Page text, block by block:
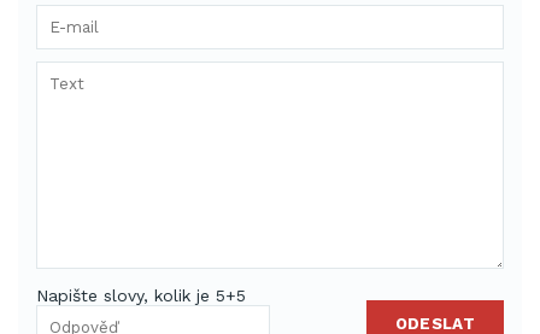
Napište slovy, kolik je 5+5
ODESLAT